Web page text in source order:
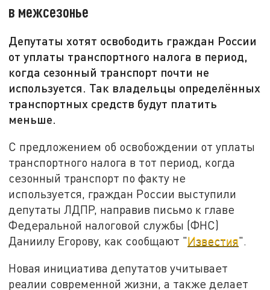
в межсезонье
Депутаты хотят освободить граждан России
от уплаты транспортного налога в период,
когда сезонный транспорт почти не
используется. Так владельцы определённых
транспортных средств будут платить
меньше.
С предложением об освобождении от уплаты
транспортного налога в тот период, когда
сезонный транспорт по факту не
используется, граждан России выступили
депутаты ЛДПР, направив письмо к главе
Федеральной налоговой службы (ФНС)
Даниилу Егорову, как сообщают "Известия".
Новая инициатива депутатов учитывает
реалии современной жизни, а также делает